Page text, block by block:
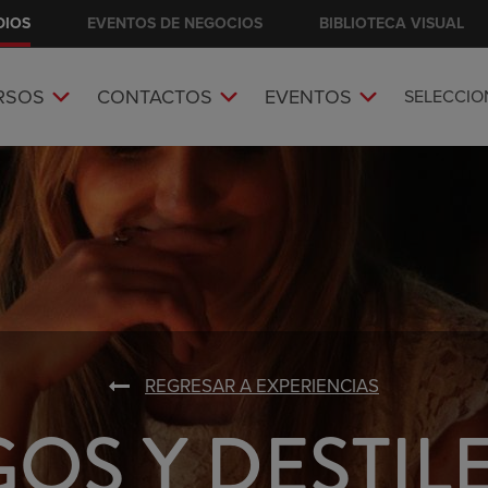
EVENTOS DE NEGOCIOS BIBLIOTECA VISUAL
CONTACTOS EVENTOS
REGRESAR A EXPERIENCIAS